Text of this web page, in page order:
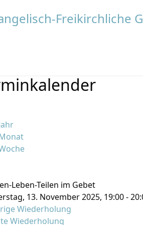
Leben-Teilen im Gebet
13. November 2025, 19:00 -
Wiederholung
Wiederholung